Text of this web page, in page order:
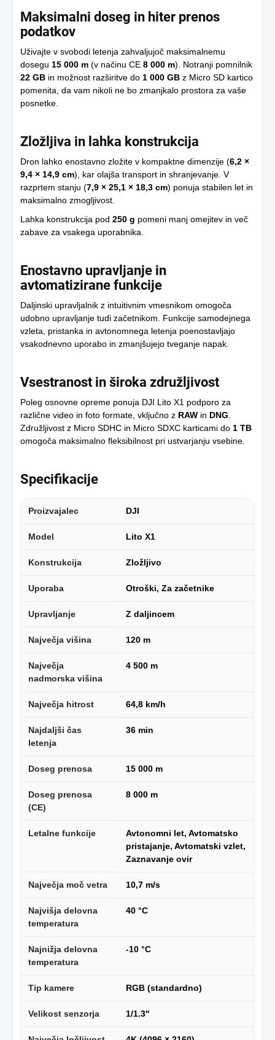
Maksimalni doseg in hiter prenos
podatkov
Uživajte v svobodi letenja zahvaljujoč maksimalnemu
dosegu 15 000 m (v načinu CE 8 000 m). Notranji pomnilnik
22 GB in možnost razširitve do 1 000 GB z Micro SD kartico
pomenita, da vam nikoli ne bo zmanjkalo prostora za vaše
posnetke.
Zložljiva in lahka konstrukcija
Dron lahko enostavno zložite v kompaktne dimenzije (6,2 ×
9,4 × 14,9 cm), kar olajša transport in shranjevanje. V
razprtem stanju (7,9 × 25,1 × 18,3 cm) ponuja stabilen let in
maksimalno zmogljivost.
Lahka konstrukcija pod 250 g pomeni manj omejitev in več
zabave za vsakega uporabnika.
Enostavno upravljanje in
avtomatizirane funkcije
Daljinski upravljalnik z intuitivnim vmesnikom omogoča
udobno upravljanje tudi začetnikom. Funkcije samodejnega
vzleta, pristanka in avtonomnega letenja poenostavljajo
vsakodnevno uporabo in zmanjšujejo tveganje napak.
Vsestranost in široka združljivost
Poleg osnovne opreme ponuja DJI Lito X1 podporo za
različne video in foto formate, vključno z RAW in DNG
Združljivost z Micro SDHC in Micro SDXC karticami do 1 TB
omogoča maksimalno fleksibilnost pri ustvarjanju vsebine.
Specifikacije
Proizvajalec DJI
Model Lito X1
Konstrukcija Zložljivo
Uporaba Otroški, Za začetnike
Upravljanje Z daljincem
Največja višina 120 m
Največja
nadmorska višina
4 500 m
Največja hitrost 64,8 km/h
Najdaljši čas
letenja
36 min
Doseg prenosa 15 000 m
Doseg prenosa
(CE)
8 000 m
Letalne funkcije
Avtonomni let, Avtomatsko
pristajanje, Avtomatski vzlet,
Zaznavanje ovir
Največja moč vetra 10,7 m/s
Najvišja delovna
temperatura
40 °C
Najnižja delovna
temperatura
-10 °C
Tip kamere RGB (standardno)
Velikost senzorja 1/1.3"